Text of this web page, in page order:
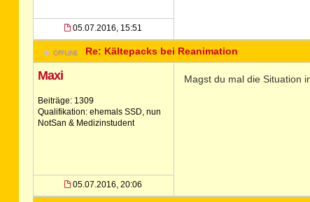
05.07.2016, 15:51
Re: Kältepacks bei Reanimation
Maxi
Beiträge: 1309
Qualifikation: ehemals SSD, nun
NotSan & Medizinstudent
05.07.2016, 20:06
Magst du mal die Situation